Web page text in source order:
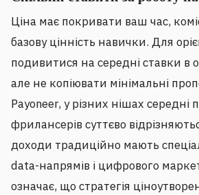
Ціна має покривати ваш час,
базову цінність навички. Для
подивитися на середні ставки в
але не копіювати мінімальні
Payoneer, у різних нішах середні
фрилансерів суттєво
доходи традиційно мають
data-напрямів і цифрового
означає, що стратегія